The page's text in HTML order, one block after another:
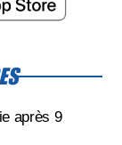
après 9